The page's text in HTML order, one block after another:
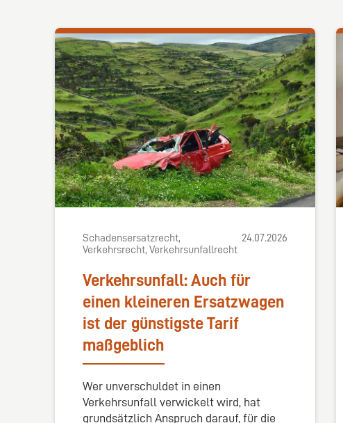
Schadensersatzrecht,
Verkehrsrecht, Verkehrsunfallrecht
24.07.2026
Verkehrsunfall: Auch für
einen kleineren Ersatzwagen
ist der günstigste Tarif
maßgeblich
Wer unverschuldet in einen
Verkehrsunfall verwickelt wird, hat
grundsätzlich Anspruch darauf, für die